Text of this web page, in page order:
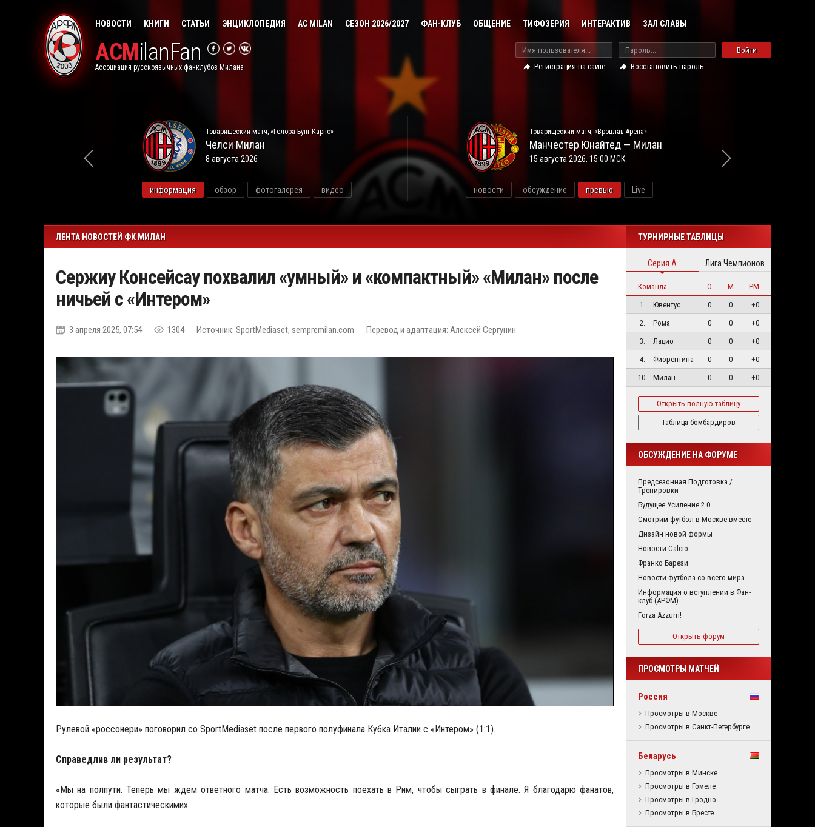
НОВОСТИ КНИГИ СТАТЬИ ЭНЦИКЛОПЕДИЯ AC MILAN СЕЗОН 2026/2027 ФАН-КЛУБ ОБЩЕНИЕ ТИФОЗЕРИЯ ИНТЕРАКТИВ ЗАЛ СЛАВЫ
ACMilanFan
Ассоциация русскоязычных фанклубов Милана
Войти
Регистрация на сайте
Восстановить пароль
Товарищеский матч, «Гелора Бунг Карно»
Челси Милан
8 августа 2026
информация обзор фотогалерея видео
Товарищеский матч, «Вроцлав Арена»
Манчестер Юнайтед — Милан
15 августа 2026, 15:00 МСК
новости обсуждение превью Live
ЛЕНТА НОВОСТЕЙ ФК МИЛАН
Сержиу Консейсау похвалил «умный» и «компактный» «Милан» после
ничьей с «Интером»
3 апреля 2025, 07:54 1304 Источник: SportMediaset, sempremilan.com Перевод и адаптация: Алексей Сергунин
Рулевой «россонери» поговорил со SportMediaset после первого полуфинала Кубка Италии с «Интером» (1:1).
Справедлив ли результат?
«Мы на полпути. Теперь мы ждем ответного матча. Есть возможность поехать в Рим, чтобы сыграть в финале. Я благодарю фанатов,
которые были фантастическими».
ТУРНИРНЫЕ ТАБЛИЦЫ
Серия А Лига Чемпионов
Команда О М
РМ
1.
Ювентус 0 0
+0
2.
Рома 0 0
+0
3.
Лацио 0 0
+0
4.
Фиорентина 0 0
+0
10.
Милан 0 0 +0
Открыть полную таблицу
Таблица бомбардиров
ОБСУЖДЕНИЕ НА ФОРУМЕ
Предсезонная Подготовка /
Тренировки
Будущее Усиление 2.0
Смотрим футбол в Москве вместе
Дизайн новой формы
Новости Calcio
Франко Барези
Новости футбола со всего мира
Информация о вступлении в Фан-
клуб (АРФМ)
Forza Azzurri!
Открыть форум
ПРОСМОТРЫ МАТЧЕЙ
Россия
Просмотры в Москве
Просмотры в Санкт-Петербурге
Беларусь
Просмотры в Минске
Просмотры в Гомеле
Просмотры в Гродно
Просмотры в Бресте